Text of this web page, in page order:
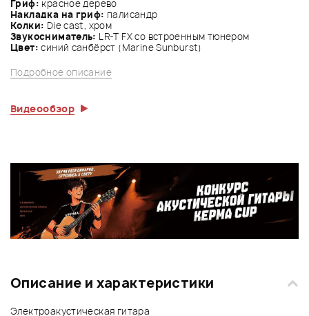
Гриф: красное дерево
Накладка на гриф: палисандр
Колки: Die cast, хром
Звукосниматель: LR-T FX со встроенным тюнером
Цвет: синий санбёрст (Marine Sunburst)
Подробное описание
Видеообзор
Описание и характеристики
Электроакустическая гитара